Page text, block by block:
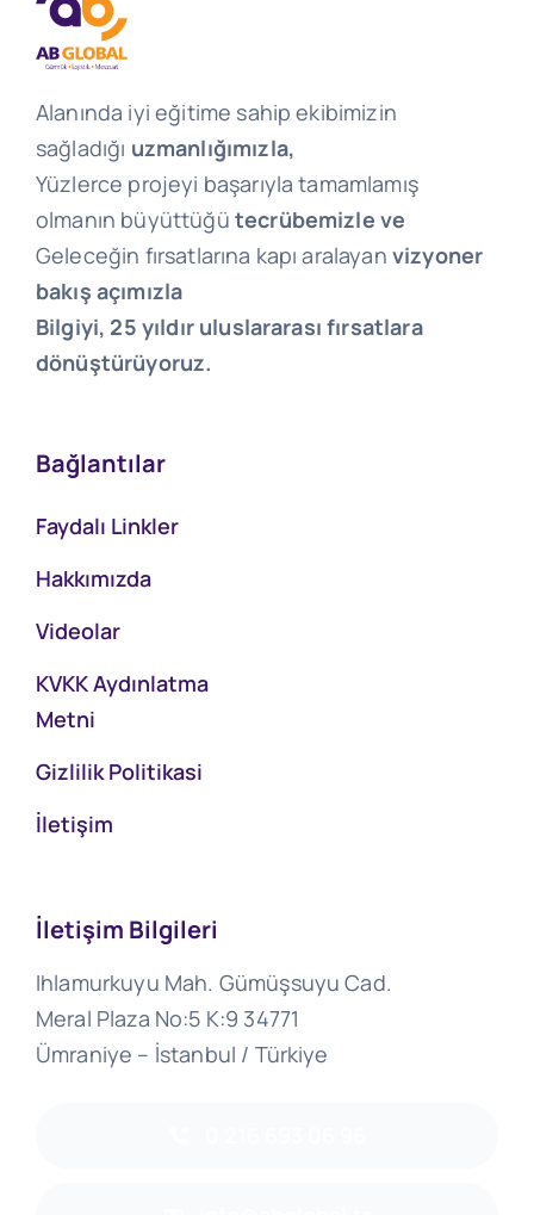
Alanında iyi eğitime sahip ekibimizin
sağladığı uzmanlığımızla,
Yüzlerce projeyi başarıyla tamamlamış
olmanın büyüttüğü tecrübemizle ve
Geleceğin fırsatlarına kapı aralayan vizyoner
bakış açımızla
Bilgiyi, 25 yıldır uluslararası fırsatlara
dönüştürüyoruz.
Bağlantılar
Faydalı Linkler
Hakkımızda
Videolar
KVKK Aydınlatma
Metni
Gizlilik Politikasi
İletişim
İletişim Bilgileri
Ihlamurkuyu Mah. Gümüşsuyu Cad.
Meral Plaza No:5 K:9 34771
Ümraniye – İstanbul / Türkiye